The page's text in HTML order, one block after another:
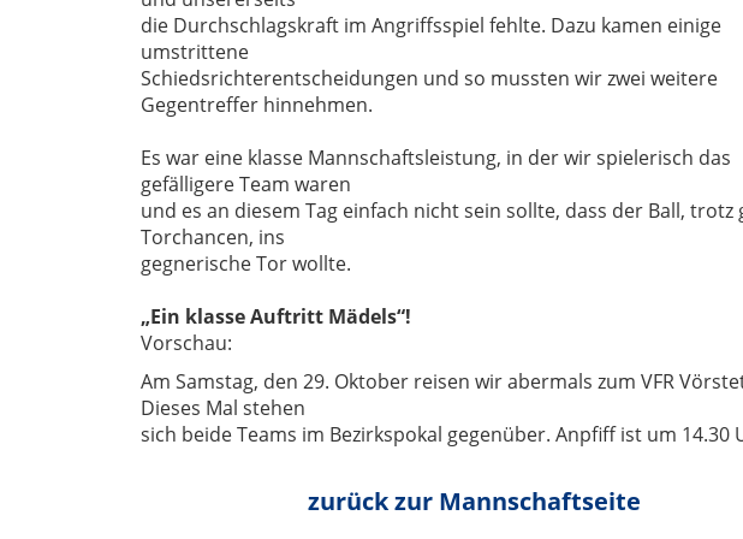
die Durchschlagskraft im Angriffsspiel fehlte. Dazu kamen einige
umstrittene
Schiedsrichterentscheidungen und so mussten wir zwei weitere
Gegentreffer hinnehmen.
Es war eine klasse Mannschaftsleistung, in derwirspielerisch das
gefälligere Team waren
und es an diesem Tag einfach nicht sein sollte, dass der Ball, trotz
Torchancen, ins
gegnerische Torwollte.
„Ein klasseAuftritt Mädels“!
Vorschau:
Am Samstag, den 29. Oktober reisen wir abermals zum VFR
Dieses Mal stehen
sich beide Teams im Bezirkspokal gegenüber. Anpfiff ist um 14.30